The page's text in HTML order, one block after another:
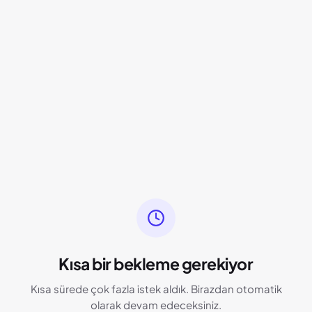
Kısa bir bekleme gerekiyor
Kısa sürede çok fazla istek aldık. Birazdan otomatik
olarak devam edeceksiniz.